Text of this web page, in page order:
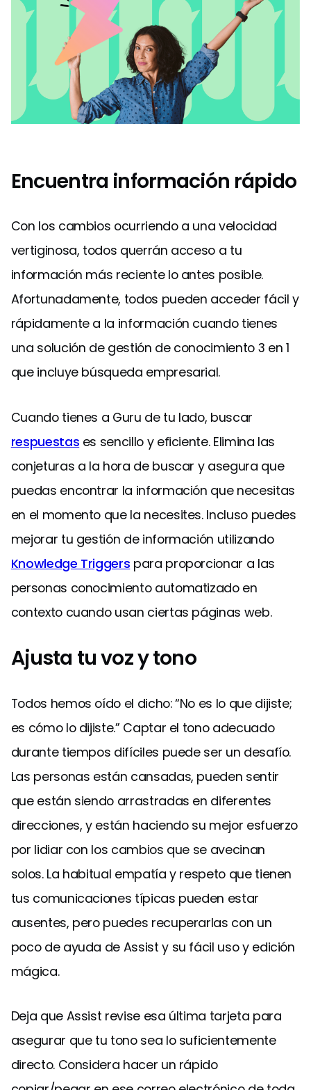
Encuentra información rápido
Con los cambios ocurriendo a una velocidad
vertiginosa, todos querrán acceso a tu
información más reciente lo antes posible.
Afortunadamente, todos pueden acceder fácil y
rápidamente a la información cuando tienes
una solución de gestión de conocimiento 3 en 1
que incluye búsqueda empresarial.
Cuando tienes a Guru de tu lado, buscar
respuestas es sencillo y eficiente. Elimina las
conjeturas a la hora de buscar y asegura que
puedas encontrar la información que necesitas
en el momento que la necesites. Incluso puedes
mejorar tu gestión de información utilizando
Knowledge Triggers para proporcionar a las
personas conocimiento automatizado en
contexto cuando usan ciertas páginas web.
Ajusta tu voz y tono
Todos hemos oído el dicho: “No es lo que dijiste;
es cómo lo dijiste.” Captar el tono adecuado
durante tiempos difíciles puede ser un desafío.
Las personas están cansadas, pueden sentir
que están siendo arrastradas en diferentes
direcciones, y están haciendo su mejor esfuerzo
por lidiar con los cambios que se avecinan
solos. La habitual empatía y respeto que tienen
tus comunicaciones típicas pueden estar
ausentes, pero puedes recuperarlas con un
poco de ayuda de Assist y su fácil uso y edición
mágica.
Deja que Assist revise esa última tarjeta para
asegurar que tu tono sea lo suficientemente
directo. Considera hacer un rápido